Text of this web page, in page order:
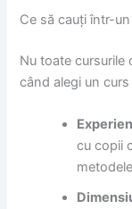
Ce să cauți într-
Nu toate cursurile
când alegi un
cu copii